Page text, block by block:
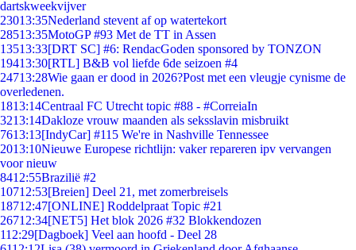
dartskweekvijver
23013:35Nederland stevent af op watertekort
28513:35MotoGP #93 Met de TT in Assen
13513:33[DRT SC] #6: RendacGoden sponsored by TONZON
19413:30[RTL] B&B vol liefde 6de seizoen #4
24713:28Wie gaan er dood in 2026?Post met een vleugje cynisme de
overledenen.
1813:14Centraal FC Utrecht topic #88 - #CorreiaIn
3213:14Dakloze vrouw maanden als seksslavin misbruikt
7613:13[IndyCar] #115 We're in Nashville Tennessee
2013:10Nieuwe Europese richtlijn: vaker repareren ipv vervangen
voor nieuw
8412:55Brazilië #2
10712:53[Breien] Deel 21, met zomerbreisels
18712:47[ONLINE] Roddelpraat Topic #21
26712:34[NET5] Het blok 2026 #32 Blokkendozen
112:29[Dagboek] Veel aan hoofd - Deel 28